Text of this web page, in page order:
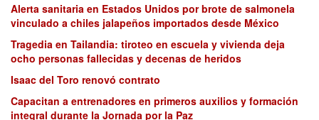
Alerta sanitaria en Estados Unidos por brote de salmonela
vinculado a chiles jalapeños importados desde México
Tragedia en Tailandia: tiroteo en escuela y vivienda deja
ocho personas fallecidas y decenas de heridos
Isaac del Toro renovó contrato
Capacitan a entrenadores en primeros auxilios y formación
integral durante la Jornada por la Paz